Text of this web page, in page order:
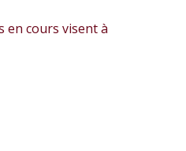
en cours visent à